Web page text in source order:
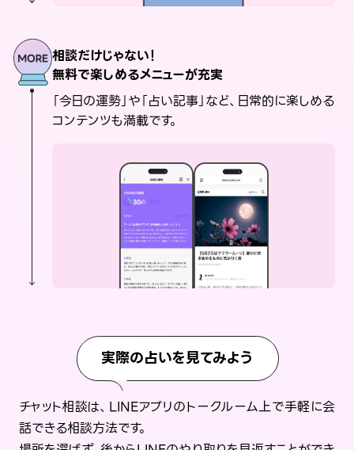
相談だけじゃない！
無料で楽しめるメニューが充実
「今日の運勢」や「占い記事」など、日常的に楽しめる
コンテンツも満載です。
実際の占いを見てみよう
チャット相談は、LINEアプリのトークルーム上で手軽に会
話できる相談方法です。